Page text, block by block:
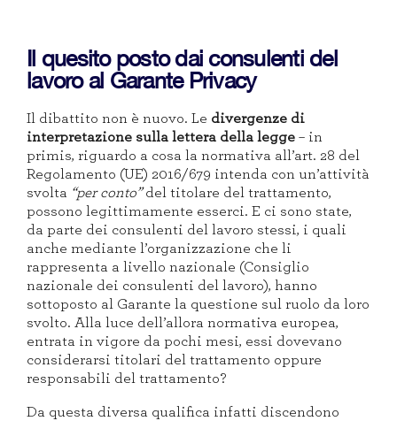
Il quesito posto dai consulenti del
lavoro al Garante Privacy
Il dibattito non è nuovo. Le divergenze di
interpretazione sulla lettera della legge – in
primis, riguardo a cosa la normativa all’art. 28 del
Regolamento (UE) 2016/679 intenda con un’attività
svolta “per conto”del titolare del trattamento,
possono legittimamente esserci. E ci sono state,
da parte dei consulenti del lavoro stessi, i quali
anche mediante l’organizzazione che li
rappresenta a livello nazionale (Consiglio
nazionale dei consulenti del lavoro), hanno
sottoposto al Garante la questione sul ruolo da loro
svolto. Alla luce dell’allora normativa europea,
entrata in vigore da pochi mesi, essi dovevano
considerarsi titolari del trattamento oppure
responsabili del trattamento?
Da questa diversa qualifica infatti discendono